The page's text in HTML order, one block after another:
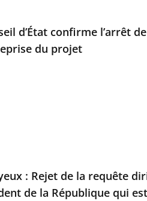
d’État confirme l’arrêt
du projet
: Rejet de la requête
de la République qui